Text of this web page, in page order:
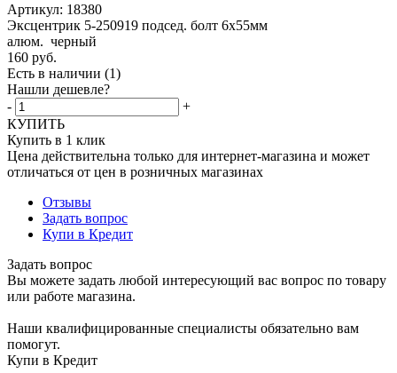
Артикул: 18380
Эксцентрик 5-250919 подсед. болт 6х55мм
алюм. черный
160 руб.
Есть в наличии (1)
Нашли дешевле?
-
+
КУПИТЬ
Купить в 1 клик
Цена действительна только для интернет-магазина и может
отличаться от цен в розничных магазинах
Отзывы
Задать вопрос
Купи в Кредит
Задать вопрос
Вы можете задать любой интересующий вас вопрос по товару
или работе магазина.
Наши квалифицированные специалисты обязательно вам
помогут.
Купи в Кредит